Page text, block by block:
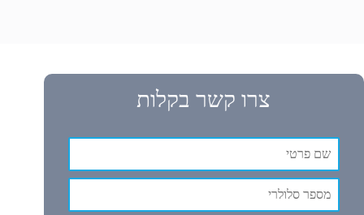
צרו קשר בקלות